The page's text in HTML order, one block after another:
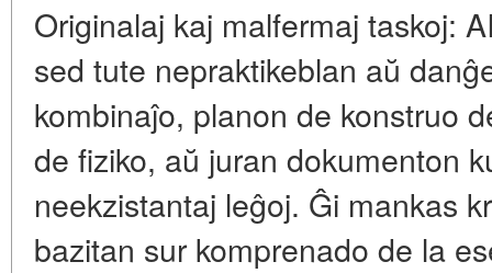
Originalaj kaj malfermaj taskoj:
sed tute nepraktikeblan aŭ
kombinaĵo, planon de konstruo
de fiziko, aŭ juran dokumenton
neekzistantaj leĝoj. Ĝi mankas
bazitan sur komprenado de la